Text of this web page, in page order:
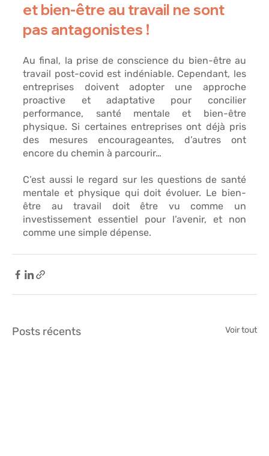
et bien-être au travail ne sont
pas antagonistes !
Au final, la prise de conscience du bien-être au
travail post-covid est indéniable. Cependant, les
entreprises doivent adopter une approche
proactive et adaptative pour concilier
performance, santé mentale et bien-être
physique. Si certaines entreprises ont déjà pris
des mesures encourageantes, d’autres ont
encore du chemin à parcourir…
C’est aussi le regard sur les questions de santé
mentale et physique qui doit évoluer. Le bien-
être au travail doit être vu comme un
investissement essentiel pour l’avenir, et non
comme une simple dépense.
Posts récents Voir tout